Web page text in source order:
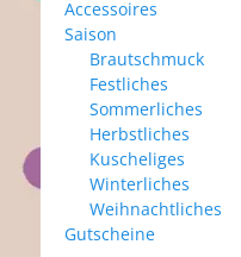
Accessoires
Saison
Brautschmuck
Festliches
Sommerliches
Herbstliches
Kuscheliges
Winterliches
Weihnachtliches
Gutscheine